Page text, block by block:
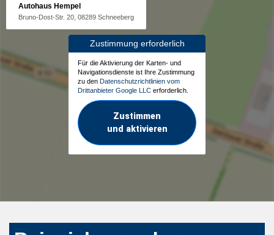
Autohaus Hempel
Bruno-Dost-Str. 20, 08289 Schneeberg
Zustimmung erforderlich
Für die Aktivierung der Karten- und
Navigationsdienste ist Ihre Zustimmung
zu den Datenschutzrichtlinien vom
Drittanbieter Google LLC erforderlich.
Zustimmen
und aktivieren